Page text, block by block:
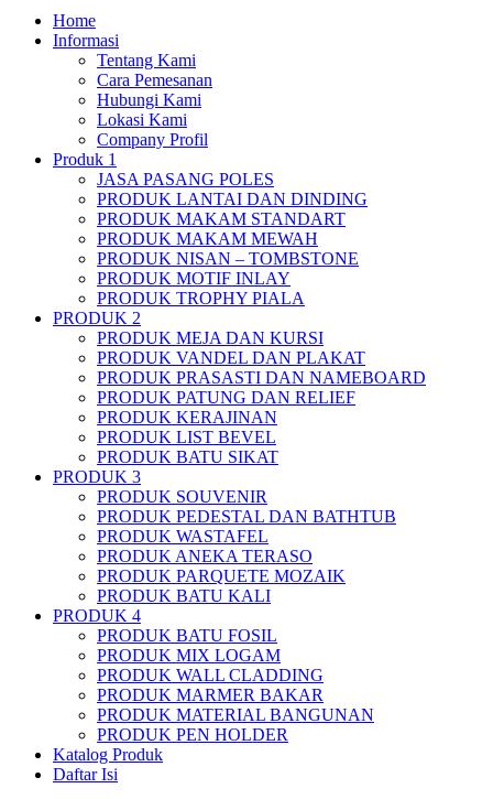
Home
Informasi
Tentang Kami
Cara Pemesanan
Hubungi Kami
Lokasi Kami
Company Profil
Produk 1
JASA PASANG POLES
PRODUK LANTAI DAN DINDING
PRODUK MAKAM STANDART
PRODUK MAKAM MEWAH
PRODUK NISAN – TOMBSTONE
PRODUK MOTIF INLAY
PRODUK TROPHY PIALA
PRODUK 2
PRODUK MEJA DAN KURSI
PRODUK VANDEL DAN PLAKAT
PRODUK PRASASTI DAN NAMEBOARD
PRODUK PATUNG DAN RELIEF
PRODUK KERAJINAN
PRODUK LIST BEVEL
PRODUK BATU SIKAT
PRODUK 3
PRODUK SOUVENIR
PRODUK PEDESTAL DAN BATHTUB
PRODUK WASTAFEL
PRODUK ANEKA TERASO
PRODUK PARQUETE MOZAIK
PRODUK BATU KALI
PRODUK 4
PRODUK BATU FOSIL
PRODUK MIX LOGAM
PRODUK WALL CLADDING
PRODUK MARMER BAKAR
PRODUK MATERIAL BANGUNAN
PRODUK PEN HOLDER
Katalog Produk
Daftar Isi